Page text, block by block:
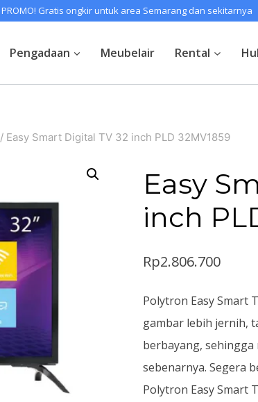
PROMO! Gratis ongkir untuk area Semarang dan sekitarnya
Pengadaan Meubelair Rental
/ Easy Smart Digital TV 32 inch PLD 32MV1859
Easy
inch
Rp2.806.700
Polytron Easy Smart
gambar lebih jernih,
berbayang,
sebenarnya. Segera
Polytron Easy Smart